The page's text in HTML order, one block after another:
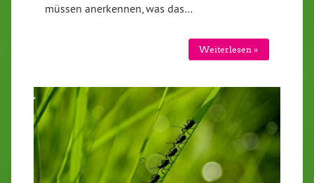
müssen anerkennen, was das…
Weiterlesen »